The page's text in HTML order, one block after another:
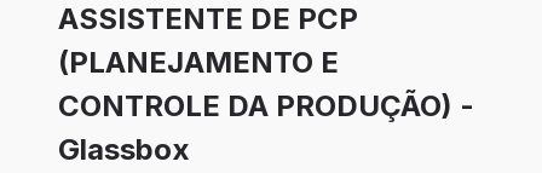
ASSISTENTE DE PCP
(PLANEJAMENTO E
CONTROLE DA PRODUÇÃO) -
Glassbox